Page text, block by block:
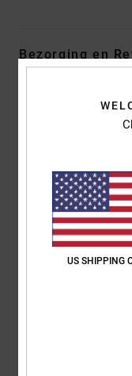
Bezorging en
Reviews van
US SHIPPING